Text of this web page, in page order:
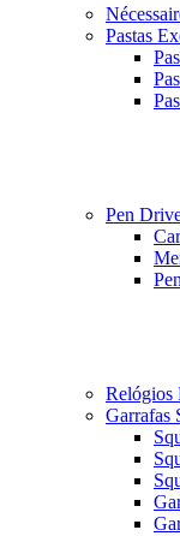
Pastas
Pen
Relógios
Garrafas